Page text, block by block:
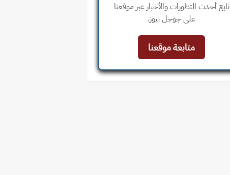
تابع أحدث التطورات والأخبار عبر موقعنا
على جوجل نيوز.
متابعة موقعنا